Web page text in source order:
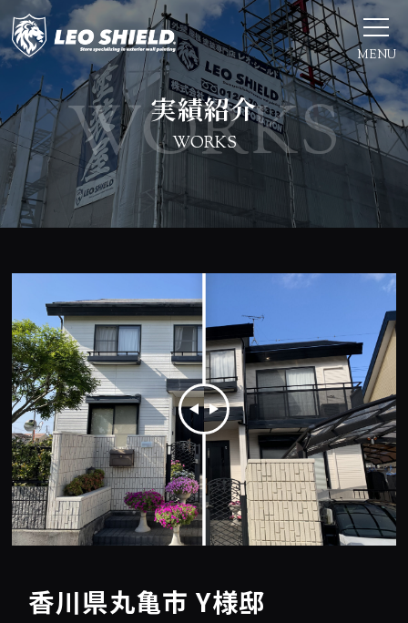
MENU
実績紹介
WORKS
香川県丸亀市 Y様邸